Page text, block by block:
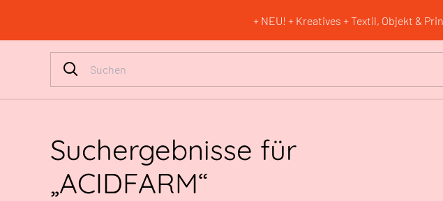
+ NEU! + Kreatives + Textil, Objekt &
Suchergebnisse für
„ACIDFARM“